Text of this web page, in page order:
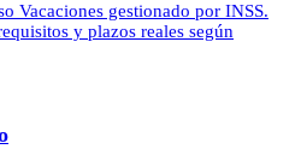
Vacaciones gestionado por INSS.
y plazos reales según